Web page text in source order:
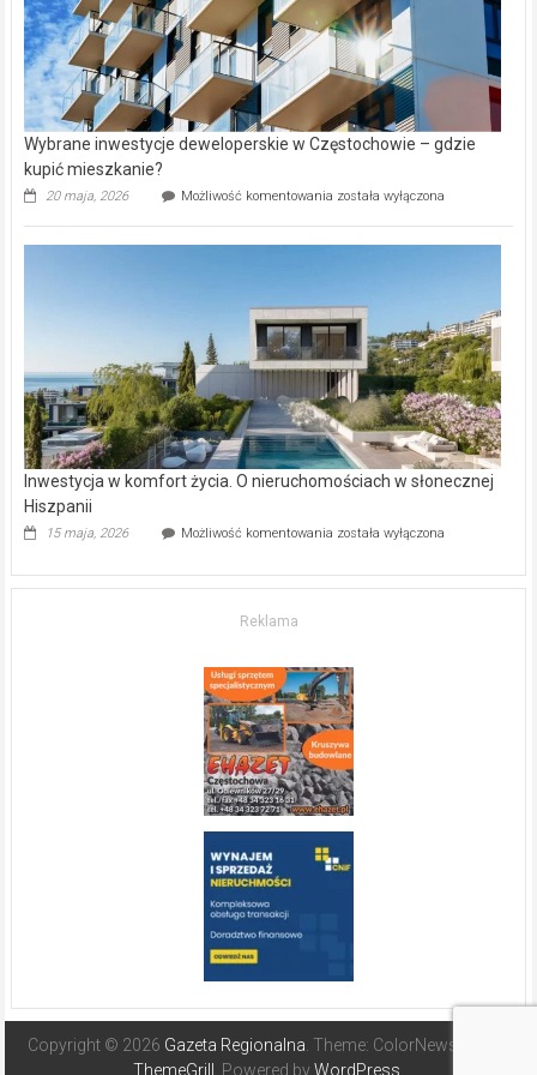
Copyright © 2026Gazeta Regionalna
. Theme: ColorNews Pro by
ThemeGrill. Powered byWordPress.